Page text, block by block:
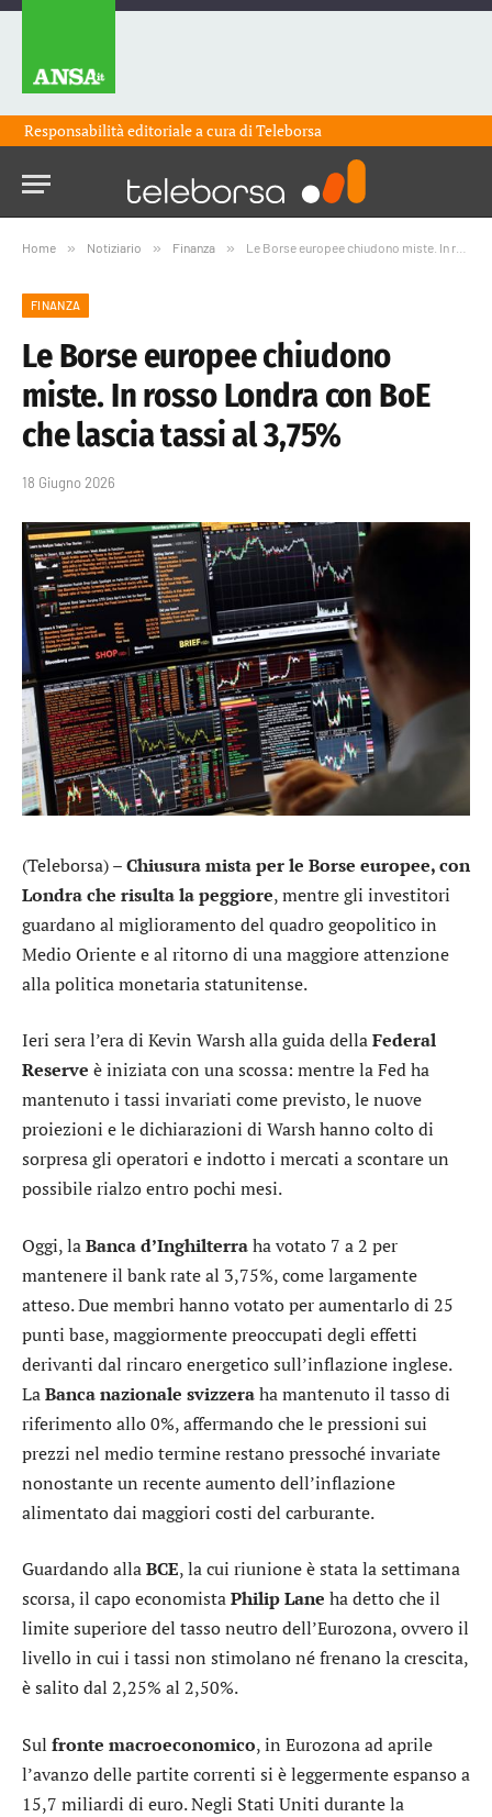
Responsabilità editoriale a cura diTeleborsa
Home » Notiziario » Finanza » Le Borse europee chiudono miste. In rosso Londra con BoE che lascia tassi al 3,75%
FINANZA
Le Borse europee chiudono
miste. In rosso Londra con BoE
che lascia tassi al 3,75%
18 Giugno 2026
(Teleborsa) –Chiusura mista per le Borse europee, con
Londra che risulta la peggiore, mentre gli investitori
guardano al miglioramento del quadro geopolitico in
Medio Oriente e al ritorno di una maggiore attenzione
alla politica monetaria statunitense.
Ieri sera l’era di Kevin Warsh alla guida dellaFederal
Reserve è iniziata con una scossa: mentre la Fed ha
mantenuto i tassi invariati come previsto, le nuove
proiezioni e le dichiarazioni di Warsh hanno colto di
sorpresa gli operatori e indotto i mercati a scontare un
possibile rialzo entro pochi mesi.
Oggi, laBanca d’Inghilterraha votato 7 a 2 per
mantenere il bank rate al 3,75%, come largamente
atteso. Due membri hanno votato per aumentarlo di 25
punti base, maggiormente preoccupati degli effetti
derivanti dal rincaro energetico sull’inflazione inglese.
LaBanca nazionale svizzeraha mantenuto il tasso di
riferimento allo 0%, affermando che le pressioni sui
prezzi nel medio termine restano pressoché invariate
nonostante un recente aumento dell’inflazione
alimentato dai maggiori costi del carburante.
Guardando allaBCE, la cui riunione è stata la settimana
scorsa, il capo economistaPhilip Lane ha detto che il
limite superiore del tasso neutro dell’Eurozona, ovvero il
livello in cui i tassi non stimolano né frenano la crescita,
è salito dal 2,25% al 2,50%.
Sul fronte macroeconomico, in Eurozona ad aprile
l’avanzo delle partite correnti si è leggermente espanso a
15,7 miliardi di euro. Negli Stati Uniti durante la